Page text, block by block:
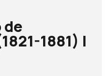
1881) |